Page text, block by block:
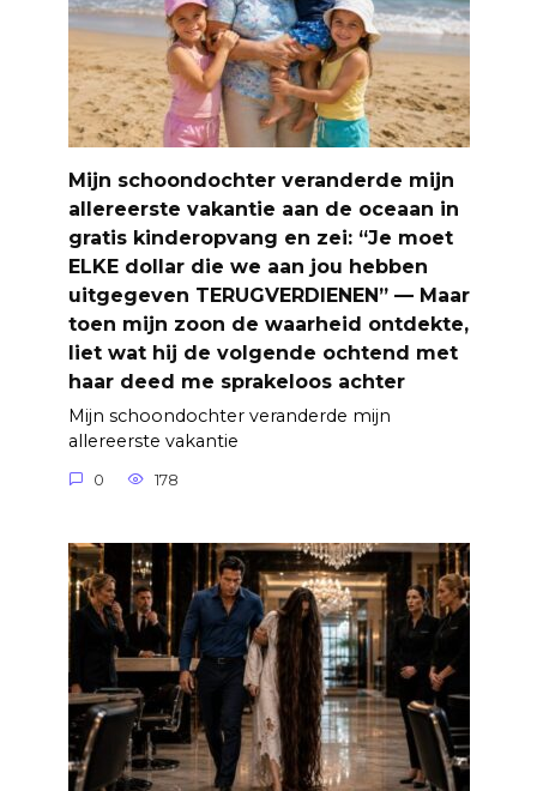
Mijn schoondochter veranderde mijn
allereerste vakantie aan de oceaan in
gratis kinderopvang en zei: “Je moet
ELKE dollar die we aan jou hebben
uitgegeven TERUGVERDIENEN” — Maar
toen mijn zoon de waarheid ontdekte,
liet wat hij de volgende ochtend met
haar deed me sprakeloos achter
Mijn schoondochter veranderde mijn
allereerste vakantie
0 178